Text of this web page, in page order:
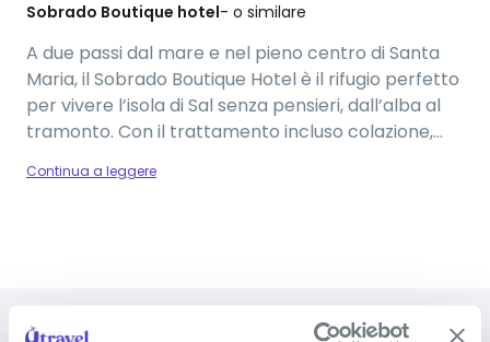
Sobrado Boutique hotel- o similare
A due passi dal mare e nel pieno centro di Santa
Maria, il Sobrado Boutique Hotel è il rifugio perfetto
per vivere l’isola di Sal senza pensieri, dall’alba al
tramonto. Con il trattamento incluso colazione,
incluse ai pasti): così non devi preoccuparti di nulla
passeggiate al tramonto e quel ritmo lento che ti
Continua a leggere